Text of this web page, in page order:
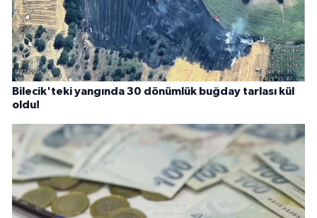
Bilecik'teki yangında 30 dönümlük buğday tarlası kül
oldu!